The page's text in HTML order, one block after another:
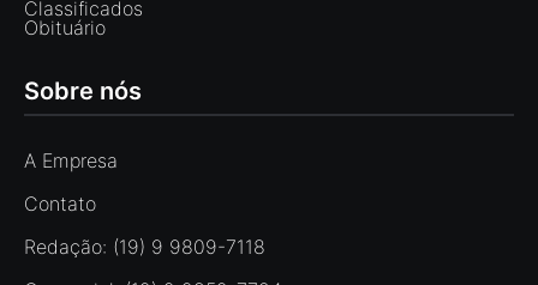
Classificados
Obituário
Sobre nós
A Empresa
Contato
Redação: (19) 9 9809-7118